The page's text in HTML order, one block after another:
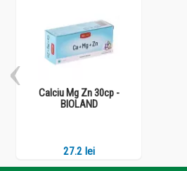
Calciu Mg Zn 30cp -
BIOLAND
27.2 lei